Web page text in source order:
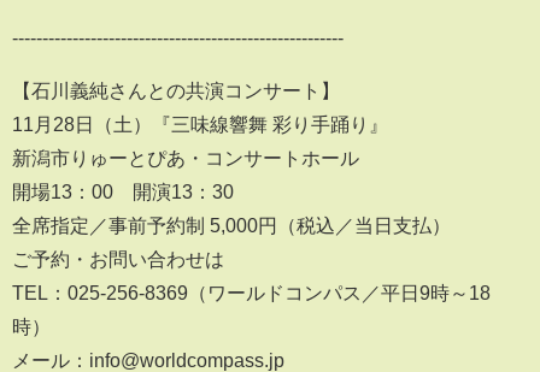
-------------------------------------------------------
【石川義純さんとの共演コンサート】
11月28日（土）『三味線響舞 彩り手踊り』
新潟市りゅーとぴあ・コンサートホール
開場13：00 開演13：30
全席指定／事前予約制 5,000円（税込／当日支払）
ご予約・お問い合わせは
TEL：025-256-8369（ワールドコンパス／平日9時～18
時）
メール：info@worldcompass.jp